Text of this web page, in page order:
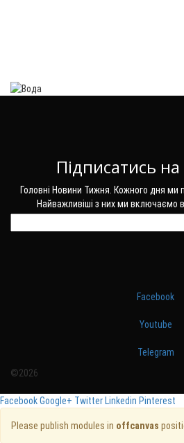
Підписатись
Головні Новини Тижня. Кожного дня ми
Найважливіші з них ми включаємо
Facebook
Youtube
Telegram
©2026
FacebookGoogle+ Twitter Linkedin Pinterest
Please publish modules in offcanvas